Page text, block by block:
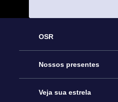
OSR
Serviço
Entre em contato conosco
Nossos presentes
Presente estrelar on-line
Veja sua estrela